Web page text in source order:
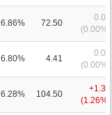
6.86% 72.50
0.00
(0.00%)
6.80% 4.41
0.00
(0.00%)
6.28% 104.50
+1.30
(1.26%)